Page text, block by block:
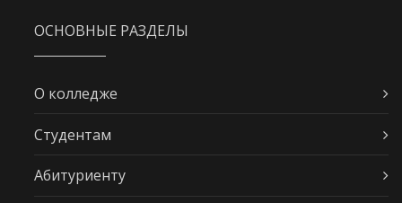
ОСНОВНЫЕ РАЗДЕЛЫ
О колледже
Студентам
Абитуриенту